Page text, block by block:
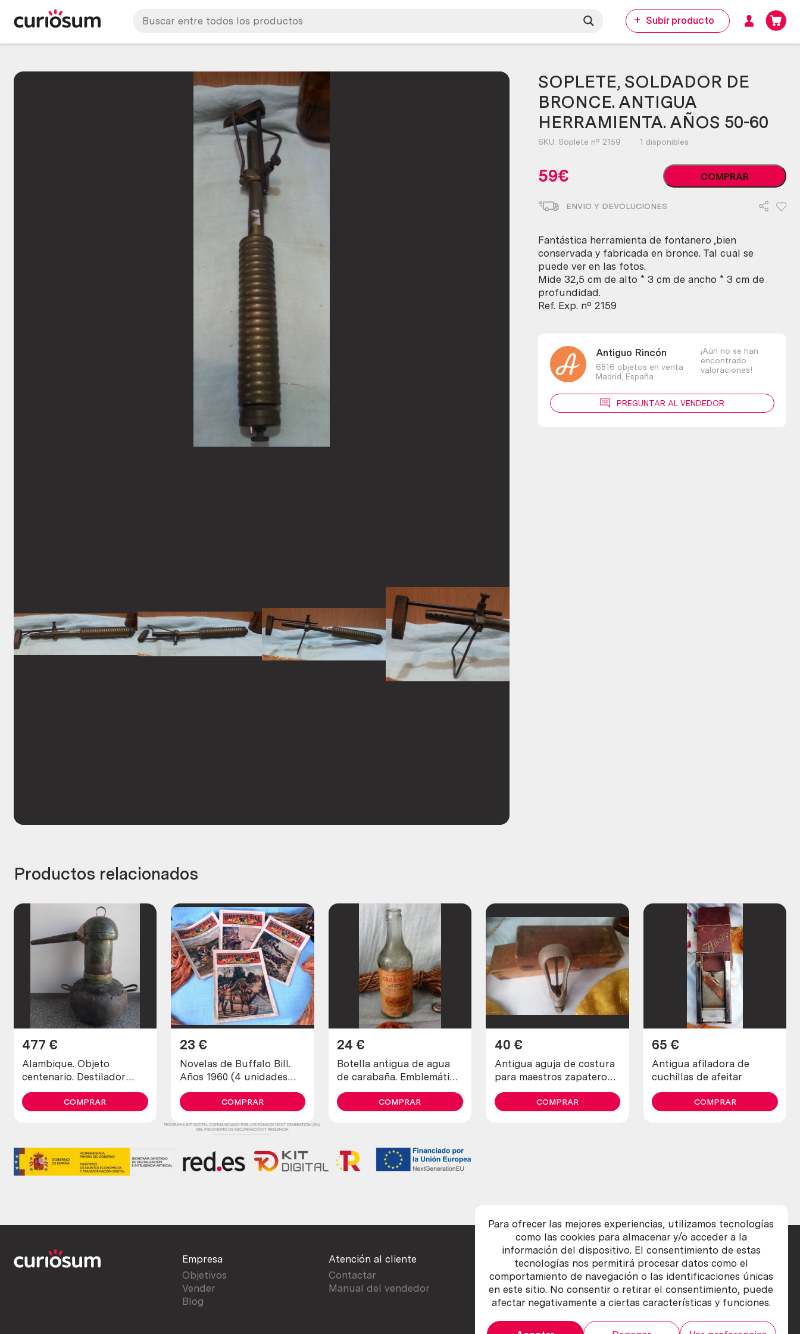
Para ofrecer las mejores experiencias, utilizamos tecnologías
como las cookies para almacenar y/o acceder a la
información del dispositivo. El consentimiento de estas
tecnologías nos permitirá procesar datos como el
comportamiento de navegación o las identificaciones únicas
en este sitio. No consentir o retirar el consentimiento, puede
afectar negativamente a ciertas características y funciones.
Subir producto
SOPLETE, SOLDADOR DE
BRONCE. ANTIGUA
HERRAMIENTA. AÑOS 50-60
SKU: Soplete nº 2159 1 disponibles
59€
SOPLETE,
SOLDADOR
BRONCE.
HERRAMIENTA.
AÑOS
60
COMPRAR
ENVIO Y DEVOLUCIONES
Fantástica herramienta de fontanero ,bien
conservada y fabricada en bronce. Tal cual se
puede ver en las fotos.
Mide 32,5 cm de alto * 3 cm de ancho * 3 cm de
profundidad.
Ref. Exp. nº 2159
Antiguo Rincón
6816 objetos en venta
Madrid, España
¡Aún no se han
encontrado
valoraciones!
PREGUNTAR AL VENDEDOR
Productos relacionados
Alambique. Objeto
centenario. Destilador
fabricado en pesado
cobre. 80 litros.
477 €
COMPRAR
Novelas de Buffalo Bill.
Años 1960 (4 unidades
diferentes)
23 €
COMPRAR
Botella antigua de agua
de carabaña. Emblemática.
Vacía
24 €
COMPRAR
Antigua aguja de costura
para maestros zapateros y
curtidores. Años 30
40 €
COMPRAR
Antigua afiladora de
cuchillas de afeitar
65 €
COMPRAR
Empresa
Objetivos
Vender
Blog
Atención al cliente
Contactar
Manual del vendedor